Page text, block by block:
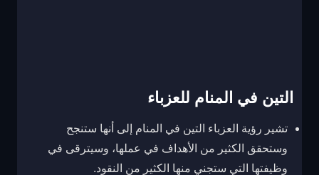
التين في المنام للعزباء
تشير رؤية العزباء التين في المنام إلى أنها ستنجح
وستحقق الكثير من الأهداف في عملها، وسيترقى في
وظيفتها التي ستجني منها الكثير من النقود.